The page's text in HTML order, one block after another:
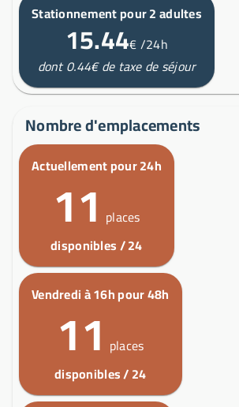
Stationnement pour 2 adultes
15.44€/24h
dont 0.44€ de taxe de séjour
Nombre d'emplacements
Actuellement pour 24h
11 places
disponibles / 24
Vendredi à 16h pour 48h
11 places
disponibles / 24